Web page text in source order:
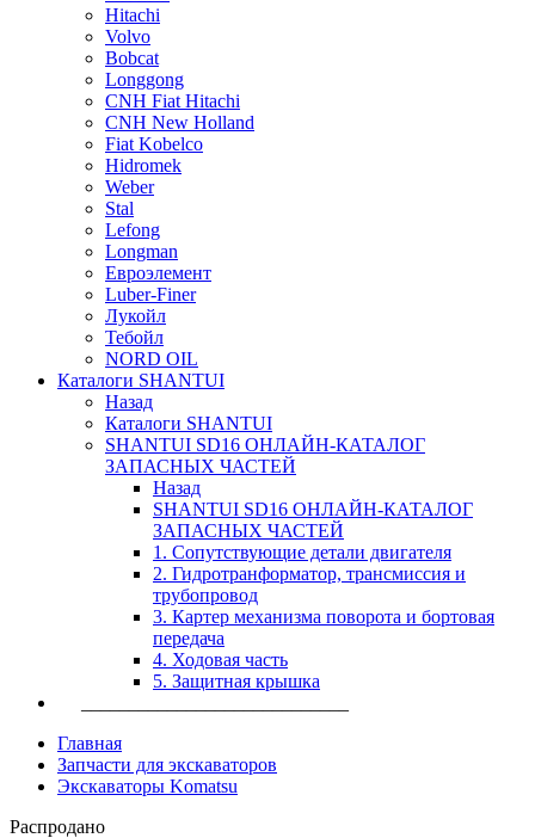
Hitachi
Volvo
Bobcat
Longgong
CNH Fiat Hitachi
CNH New Holland
Fiat Kobelco
Hidromek
Weber
Stal
Lefong
Longman
Евроэлемент
Luber-Finer
Лукойл
Тебойл
NORD OIL
Каталоги SHANTUI
Назад
Каталоги SHANTUI
SHANTUI SD16 ОНЛАЙН-КАТАЛОГ
ЗАПАСНЫХ ЧАСТЕЙ
Назад
SHANTUI SD16 ОНЛАЙН-КАТАЛОГ
ЗАПАСНЫХ ЧАСТЕЙ
1. Сопутствующие детали двигателя
2. Гидротранформатор, трансмиссия и
трубопровод
3. Картер механизма поворота и бортовая
передача
4. Ходовая часть
5. Защитная крышка
Главная
Запчасти для экскаваторов
Экскаваторы Komatsu
Распродано